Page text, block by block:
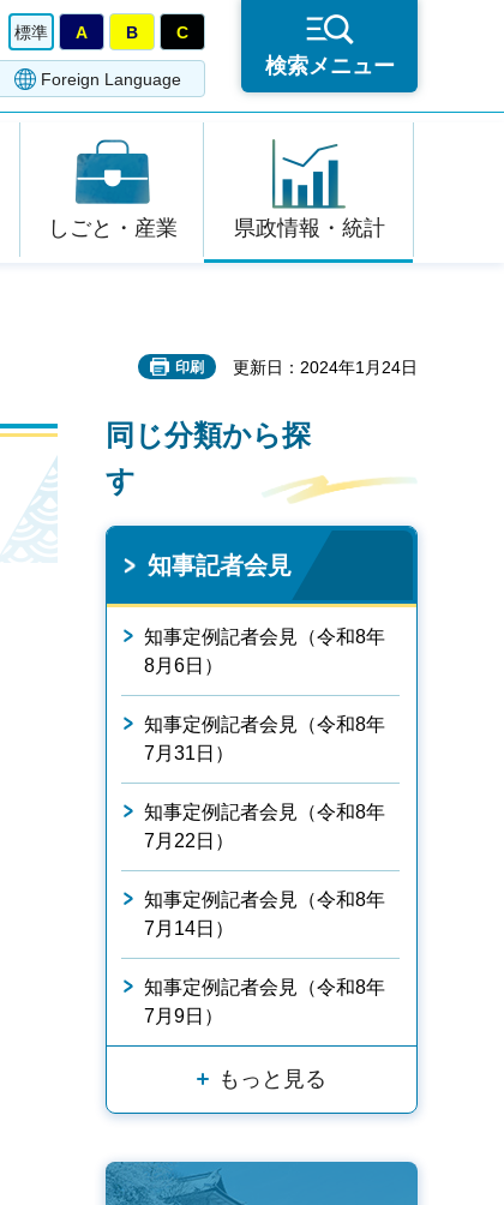
標準 A B C
Foreign Language
検索メニュー
しごと・産業 県政情報・統計
印刷 更新日：2024年1月24日
同じ分類から探
す
知事記者会見
知事定例記者会見（令和8年
8月6日）
知事定例記者会見（令和8年
7月31日）
知事定例記者会見（令和8年
7月22日）
知事定例記者会見（令和8年
7月14日）
知事定例記者会見（令和8年
7月9日）
もっと見る